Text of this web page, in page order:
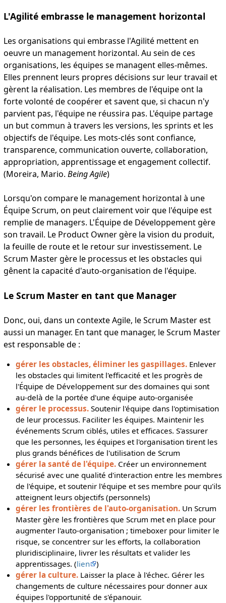
L'Agilité embrasse le management horizontal
Les organisations qui embrasse l'Agilité mettent en
oeuvre un management horizontal. Au sein de ces
organisations, les équipes se managent elles-mêmes.
Elles prennent leurs propres décisions sur leur travail et
gèrent la réalisation. Les membres de l'équipe ont la
forte volonté de coopérer et savent que, si chacun n'y
parvient pas, l'équipe ne réussira pas. L'équipe partage
un but commun à travers les versions, les sprints et les
objectifs de l'équipe. Les mots-clés sont confiance,
transparence, communication ouverte, collaboration,
appropriation, apprentissage et engagement collectif.
(Moreira, Mario. Being Agile)
Lorsqu'on compare le management horizontal à une
Équipe Scrum, on peut clairement voir que l'équipe est
remplie de managers. L'Équipe de Développement gère
son travail. Le Product Owner gère la vision du produit,
la feuille de route et le retour sur investissement. Le
Scrum Master gère le processus et les obstacles qui
gênent la capacité d'auto-organisation de l'équipe.
Le Scrum Master en tant que Manager
Donc, oui, dans un contexte Agile, le Scrum Master est
aussi un manager. En tant que manager, le Scrum Master
est responsable de :
gérer les obstacles, éliminer les gaspillages. Enlever
les obstacles qui limitent l'efficacité et les progrès de
l'Équipe de Développement sur des domaines qui sont
au-delà de la portée d'une équipe auto-organisée
gérer le processus. Soutenir l'équipe dans l'optimisation
de leur processus. Faciliter les équipes. Maintenir les
événements Scrum ciblés, utiles et efficaces. S'assurer
que les personnes, les équipes et l'organisation tirent les
plus grands bénéfices de l'utilisation de Scrum
gérer la santé de l'équipe. Créer un environnement
sécurisé avec une qualité d'interaction entre les membres
de l'équipe, et soutenir l'équipe et ses membre pour qu'ils
atteignent leurs objectifs (personnels)
gérer les frontières de l'auto-organisation. Un Scrum
Master gère les frontières que Scrum met en place pour
augmenter l'auto-organisation ; timeboxer pour limiter le
risque, se concentrer sur les efforts, la collaboration
pluridisciplinaire, livrer les résultats et valider les
apprentissages. (lien
)
gérer la culture. Laisser la place à l'échec. Gérer les
changements de culture nécessaires pour donner aux
équipes l'opportunité de s'épanouir.